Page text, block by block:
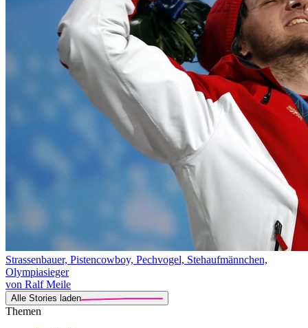
Strassenbauer, Pistencowboy, Pechvogel, Stehaufmännchen,
Olympiasieger
von Ralf Meile
Alle Stories laden
Themen